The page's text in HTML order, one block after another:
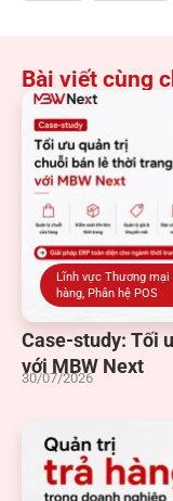
Bài viết cùng
Lĩnh vực Thương mại
hàng, Phân hệ POS
Case-study: Tối
với MBW Next
30/07/2026